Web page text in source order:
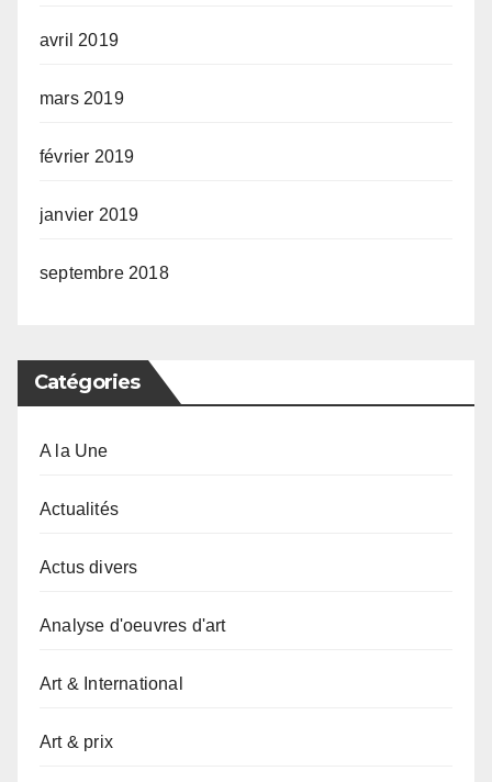
avril 2019
mars 2019
février 2019
janvier 2019
septembre 2018
Catégories
A la Une
Actualités
Actus divers
Analyse d'oeuvres d'art
Art & International
Art & prix